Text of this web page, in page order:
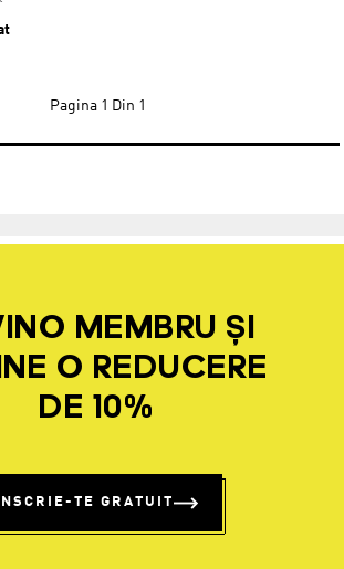
Pagina 1 Din 1
MEMBRU ȘI
O REDUCERE
DE 10%
ÎNSCRIE-TE GRATUIT